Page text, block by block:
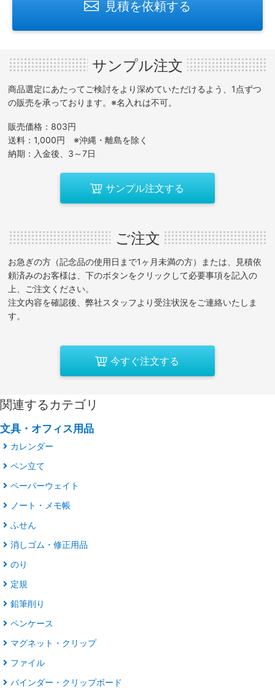
見積を依頼する
サンプル注文
商品選定にあたってご検討をより深めていただけるよう、1点ずつ
の販売を承っております。※名入れは不可。
販売価格：803円
送料：1,000円 ※沖縄・離島を除く
納期：入金後、3～7日
サンプル注文する
ご注文
お急ぎの方（記念品の使用日まで1ヶ月未満の方）または、見積依
頼済みのお客様は、下のボタンをクリックして必要事項を記入の
上、ご注文ください。
注文内容を確認後、弊社スタッフより受注状況をご連絡いたしま
す。
今すぐ注文する
関連するカテゴリ
文具・オフィス用品
カレンダー
ペン立て
ペーパーウェイト
ノート・メモ帳
ふせん
消しゴム・修正用品
のり
定規
鉛筆削り
ペンケース
マグネット・クリップ
ファイル
バインダー・クリップボード